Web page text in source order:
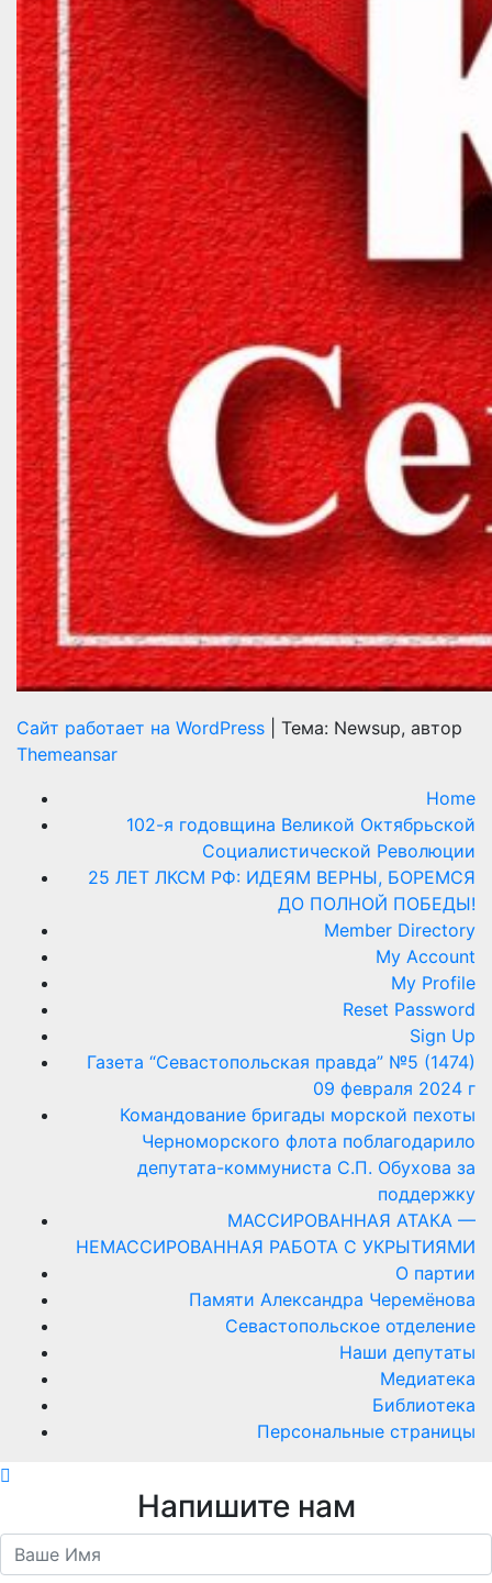
Сайт работает на WordPress
Тема: Newsup, автор
Themeansar
Home
102-я годовщина Великой Октябрьской
Социалистической Революции
25 ЛЕТ ЛКСМ РФ: ИДЕЯМ ВЕРНЫ, БОРЕМСЯ
ДО ПОЛНОЙ ПОБЕДЫ!
Member Directory
My Account
My Profile
Reset Password
Sign Up
Газета “Севастопольская правда” №5 (1474)
09 февраля 2024 г
Командование бригады морской пехоты
Черноморского флота поблагодарило
депутата-коммуниста С.П. Обухова за
поддержку
МАССИРОВАННАЯ АТАКА —
НЕМАССИРОВАННАЯ РАБОТА С УКРЫТИЯМИ
О партии
Памяти Александра Черемёнова
Севастопольское отделение
Наши депутаты
Медиатека
Библиотека
Персональные страницы
Напишите нам